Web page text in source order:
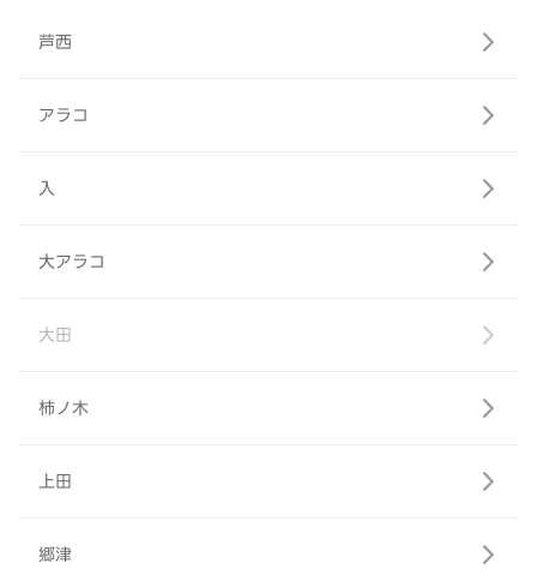
芦西
アラコ
入
大アラコ
大田
柿ノ木
上田
郷津